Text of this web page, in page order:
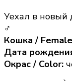
Уехал в новый
♂
Кошка / Female
Дата
Окрас / Color: